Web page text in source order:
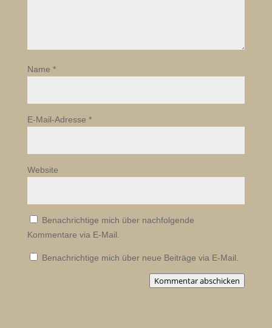
Name *
E-Mail-Adresse *
Website
Benachrichtige mich über nachfolgende
Kommentare via E-Mail.
Benachrichtige mich über neue Beiträge via E-Mail.
Kommentar abschicken